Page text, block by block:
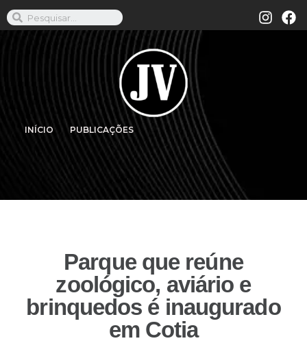
INÍCIO PUBLICAÇÕES
Parque que reúne
zoológico, aviário e
brinquedos é inaugurado
em Cotia